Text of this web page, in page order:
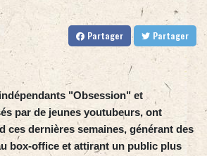
Partager Partager
"Obsession" et
par de jeunes youtubeurs, ont
ces dernières semaines, générant des
box-office et attirant un public plus